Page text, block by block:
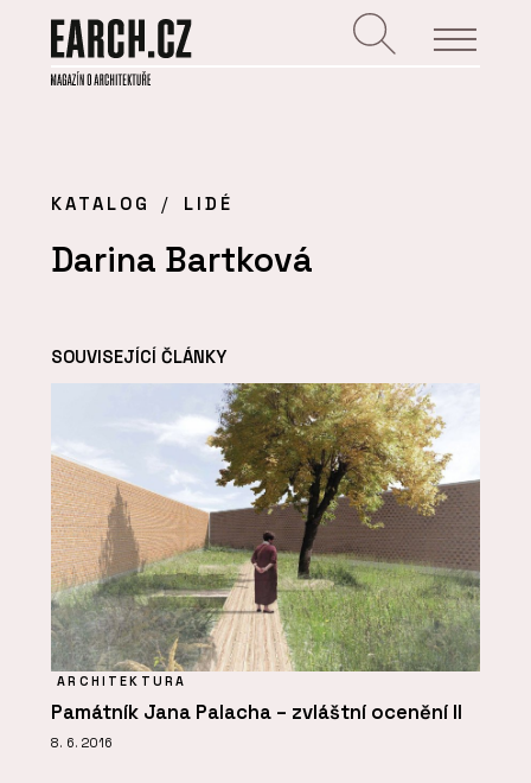
KATALOG LIDÉ
Darina Bartková
SOUVISEJÍCÍ ČLÁNKY
ARCHITEKTURA
Památník Jana Palacha – zvláštní ocenění II
8. 6. 2016